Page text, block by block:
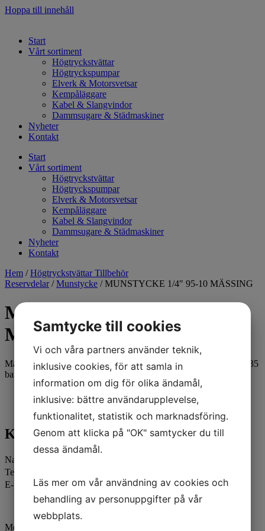
Hoppa till innehåll
Start
Vårt sortiment
Högtryckstvättar
Högtryckspumpar
Elverk & Motorsvetsar
Kempåläggare
Kabel & Slangvindor
Dammsugare & Städmaskiner
Nyheter
Kontakt
Start
Vårt sortiment
Högtryckstvättar
Högtryckspumpar
Elverk & Motorsvetsar
Kempåläggare
Kabel & Slangvindor
Dammsugare & Städmaskiner
Nyheter
Kontakt
Hem /Högtryckstvättar Tillbehör
Reservdelar /Munstycke / MUNSTYCKE 1/4″ 95-10 MÄSSING
MUNSTYCKE 1/4″ 95-10
MÄSSING
Mässingmunstycke 1/4" utv. gänga Spridning: 95-100 Max tryck 35
bar
Kontakta oss
Kontakta oss
Namn
Telefon
E-post
Meddelande
Samtycke till cookies
Vi och våra partners använder teknik,
inklusive cookies, för att samla in
information om dig för olika ändamål,
inklusive: bättre användarupplevelse,
funktionalitet, statistik och marknadsföring.
Genom att klicka på "OK" samtycker du till
dessa ändamål.
Läs mer om vår användning av cookies och
behandling av personuppgifter på vår
webbplats.